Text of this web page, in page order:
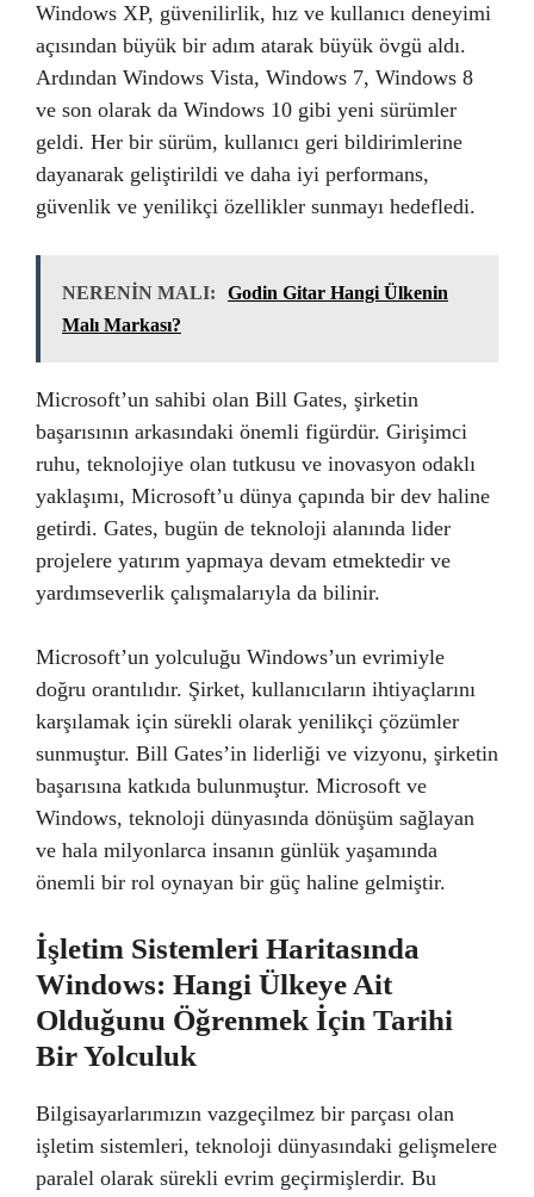
Windows XP, güvenilirlik, hız ve kullanıcı deneyimi
açısından büyük bir adım atarak büyük övgü aldı.
Ardından Windows Vista, Windows 7, Windows 8
ve son olarak da Windows 10 gibi yeni sürümler
geldi. Her bir sürüm, kullanıcı geri bildirimlerine
dayanarak geliştirildi ve daha iyi performans,
güvenlik ve yenilikçi özellikler sunmayı hedefledi.
NERENİN MALI:
Godin Gitar Hangi Ülkenin
Malı Markası?
Microsoft’un sahibi olan Bill Gates, şirketin
başarısının arkasındaki önemli figürdür. Girişimci
ruhu, teknolojiye olan tutkusu ve inovasyon odaklı
yaklaşımı, Microsoft’u dünya çapında bir dev haline
getirdi. Gates, bugün de teknoloji alanında lider
projelere yatırım yapmaya devam etmektedir ve
yardımseverlik çalışmalarıyla da bilinir.
Microsoft’un yolculuğu Windows’un evrimiyle
doğru orantılıdır. Şirket, kullanıcıların ihtiyaçlarını
karşılamak için sürekli olarak yenilikçi çözümler
sunmuştur. Bill Gates’in liderliği ve vizyonu, şirketin
başarısına katkıda bulunmuştur. Microsoft ve
Windows, teknoloji dünyasında dönüşüm sağlayan
ve hala milyonlarca insanın günlük yaşamında
önemli bir rol oynayan bir güç haline gelmiştir.
İşletim Sistemleri Haritasında
Windows: Hangi Ülkeye Ait
Olduğunu Öğrenmek İçin Tarihi
Bir Yolculuk
Bilgisayarlarımızın vazgeçilmez bir parçası olan
işletim sistemleri, teknoloji dünyasındaki gelişmelere
paralel olarak sürekli evrim geçirmişlerdir. Bu